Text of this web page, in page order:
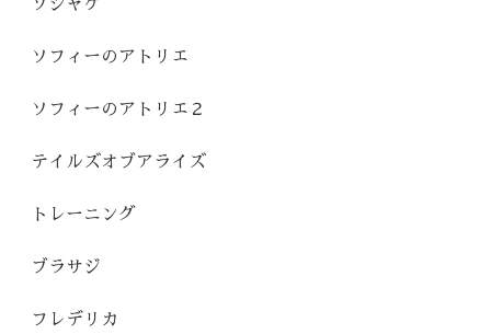
ソシャゲ
ソフィーのアトリエ
ソフィーのアトリエ２
テイルズオブアライズ
トレーニング
ブラサジ
フレデリカ